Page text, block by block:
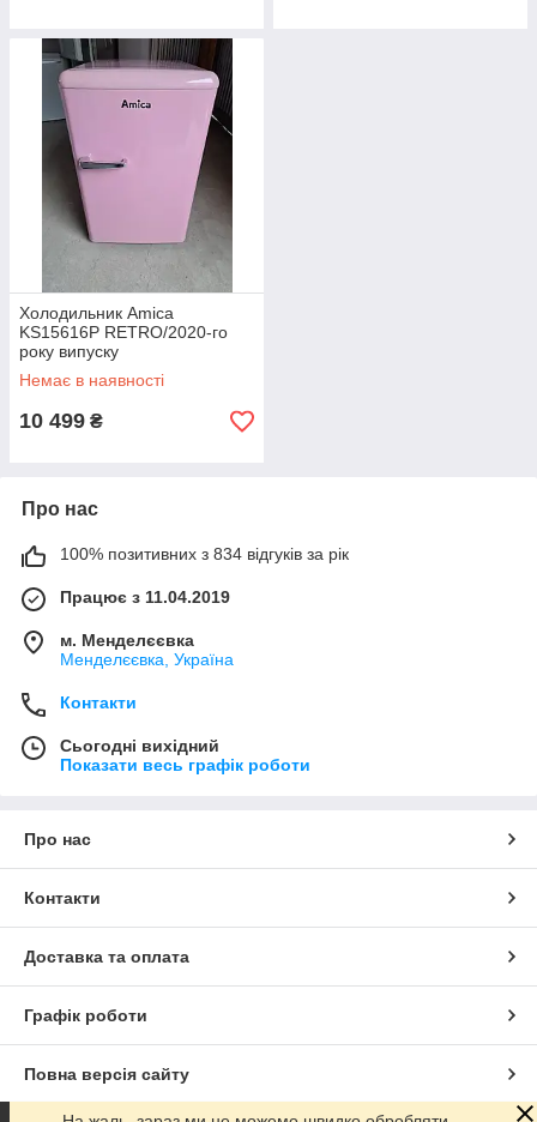
Холодильник Amica
KS15616P RETRO/2020-го
року випуску
Немає в наявності
10 499 ₴
Про нас
100% позитивних з 834 відгуків за рік
Працює з 11.04.2019
м. Менделєєвка
Менделєєвка, Україна
Контакти
Сьогодні вихідний
Показати весь графік роботи
Про нас
Контакти
Доставка та оплата
Графік роботи
Повна версія сайту